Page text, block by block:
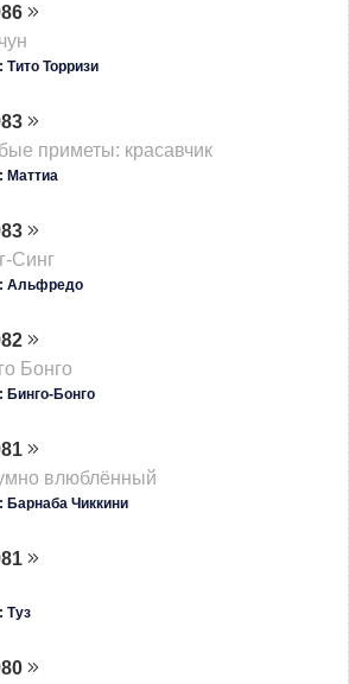
Тито Торризи
приметы: красавчик
Маттиа
Синг
Альфредо
Бонго
Бинго-Бонго
влюблённый
Барнаба Чиккини
Туз